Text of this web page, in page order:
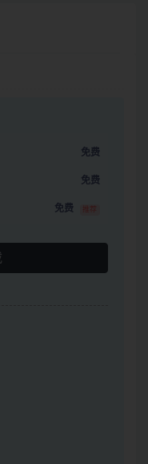
免费
免费
免费 推荐